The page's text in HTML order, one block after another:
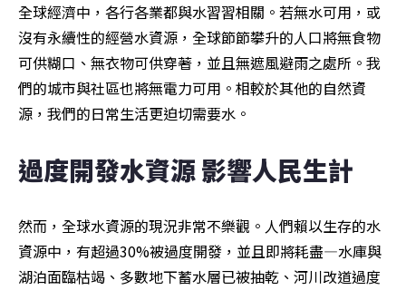
全球經濟中，各行各業都與水習習相關。若無水可用，或
沒有永續性的經營水資源，全球節節攀升的人口將無食物
可供糊口、無衣物可供穿著，並且無遮風避雨之處所。我
們的城市與社區也將無電力可用。相較於其他的自然資
源，我們的日常生活更迫切需要水。
過度開發水資源 影響人民生計
然而，全球水資源的現況非常不樂觀。人們賴以生存的水
資源中，有超過30%被過度開發，並且即將耗盡—水庫與
湖泊面臨枯竭、多數地下蓄水層已被抽乾、河川改道過度